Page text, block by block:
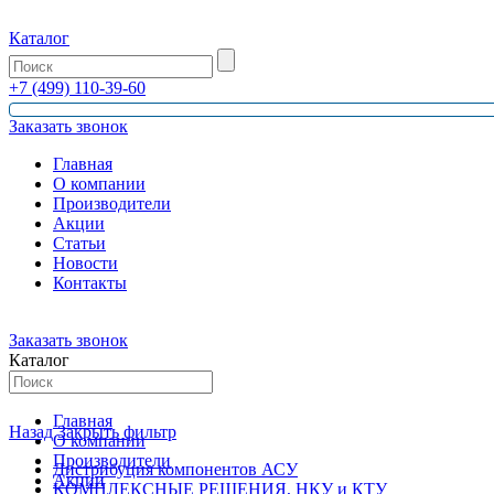
Каталог
+7 (499) 110-39-60
Заказать звонок
Главная
О компании
Производители
Акции
Статьи
Новости
Контакты
Заказать звонок
Каталог
Главная
О компании
Производители
Акции
Назад Закрыть фильтр
Дистрибуция компонентов АСУ
КОМПЛЕКСНЫЕ РЕШЕНИЯ, НКУ и КТУ